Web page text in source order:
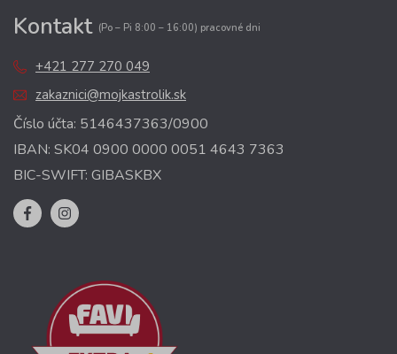
Kontakt (Po – Pi 8:00 – 16:00) pracovné dni
+421 277 270 049
zakaznici@mojkastrolik.sk
Číslo účta: 5146437363/0900
IBAN: SK04 0900 0000 0051 4643 7363
BIC-SWIFT: GIBASKBX